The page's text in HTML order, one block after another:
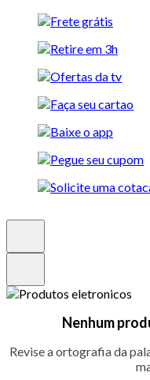
Nenhum
Revise a ortografia da